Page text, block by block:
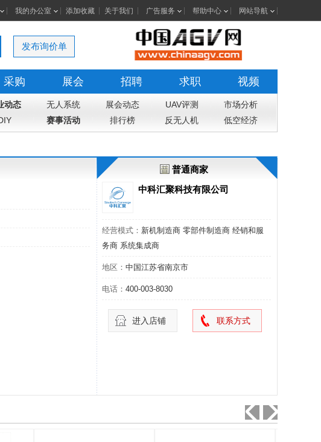
我的办公室 添加收藏 关于我们 广告服务 帮助中心 网站导航
发布询价单
采购 展会 招聘 求职
视频
动态 无人系统 展会动态 UAV评测
市场分析
赛事活动 排行榜 反无人机 低空经济
普通商家
中科汇聚科技有限公司
经营模式： 新机制造商 零部件制造商 经销和服
务商 系统集成商
地区： 中国江苏省南京市
电话： 400-003-8030
进入店铺 联系方式